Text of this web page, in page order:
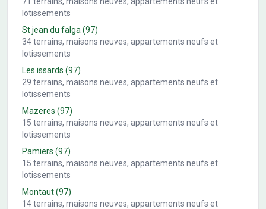
lotissements
St jean du falga (97)
34terrains, maisons neuves, appartements neufs et
lotissements
Les issards (97)
29 terrains, maisons neuves, appartements neufs et
lotissements
Mazeres (97)
15 terrains, maisons neuves, appartements neufs et
lotissements
Pamiers (97)
15 terrains, maisons neuves, appartements neufs et
lotissements
Montaut(97)
14terrains, maisons neuves, appartements neufs et